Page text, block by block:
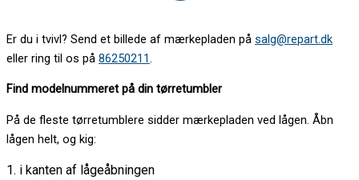
Er du i tvivl? Send et billede af mærkepladen på salg@repart.dk
eller ring til os på 86250211.
Find modelnummeret på din tørretumbler
På de fleste tørretumblere sidder mærkepladen ved lågen. Åbn
lågen helt, og kig:
1. i kanten af lågeåbningen